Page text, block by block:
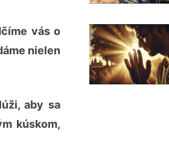
vás o
nielen
aby sa
kúskom,